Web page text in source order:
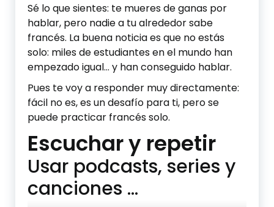
Sé lo que sientes: te mueres de ganas por
hablar, pero nadie a tu alrededor sabe
francés. La buena noticia es que no estás
solo: miles de estudiantes en el mundo han
empezado igual… y han conseguido hablar.
Pues te voy a responder muy directamente:
fácil no es, es un desafío para ti, pero se
puede practicar francés solo.
Escuchar y repetir
Usar podcasts, series y
canciones …